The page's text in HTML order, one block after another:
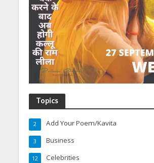
Topics
Add Your Poem/Kavita
2
Business
3
Celebrities
12